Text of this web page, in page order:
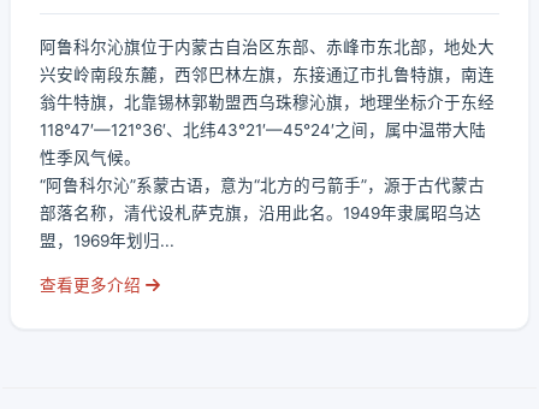
阿鲁科尔沁旗位于内蒙古自治区东部、赤峰市东北部，地处大
兴安岭南段东麓，西邻巴林左旗，东接通辽市扎鲁特旗，南连
翁牛特旗，北靠锡林郭勒盟西乌珠穆沁旗，地理坐标介于东经
118°47′—121°36′、北纬43°21′—45°24′之间，属中温带大陆
性季风气候。
“阿鲁科尔沁”系蒙古语，意为“北方的弓箭手”，源于古代蒙古
部落名称，清代设札萨克旗，沿用此名。1949年隶属昭乌达
盟，1969年划归...
查看更多介绍